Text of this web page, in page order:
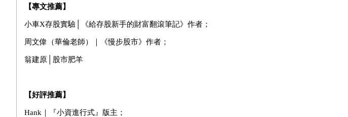
【專文推薦】
小車X存股實驗│《給存股新手的財富翻滾筆記》作者；
周文偉（華倫老師）｜《慢步股市》作者；
翁建原│股市肥羊
【好評推薦】
Hank｜『小資進行式』版主；